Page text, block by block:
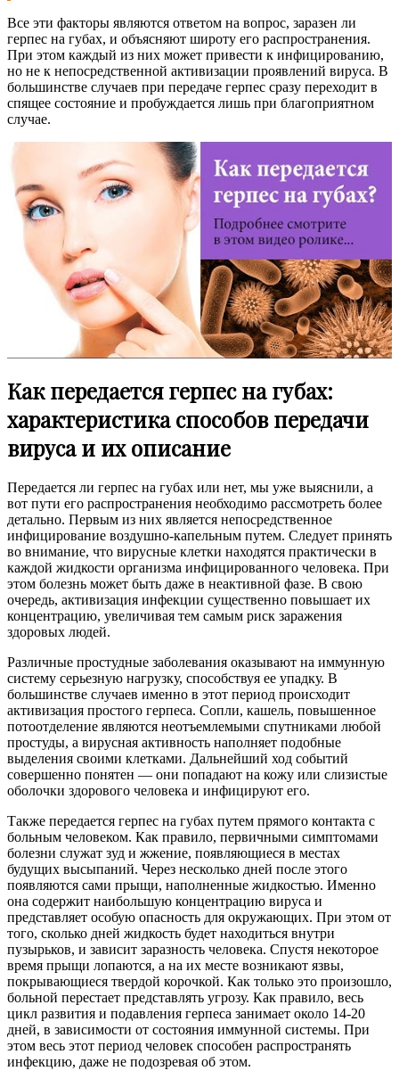
Все эти факторы являются ответом на вопрос, заразен ли
герпес на губах, и объясняют широту его распространения.
При этом каждый из них может привести к инфицированию,
но не к непосредственной активизации проявлений вируса. В
большинстве случаев при передаче герпес сразу переходит в
спящее состояние и пробуждается лишь при благоприятном
случае.
Как передается герпес на губах:
характеристика способов передачи
вируса и их описание
Передается ли герпес на губах или нет, мы уже выяснили, а
вот пути его распространения необходимо рассмотреть более
детально. Первым из них является непосредственное
инфицирование воздушно-капельным путем. Следует принять
во внимание, что вирусные клетки находятся практически в
каждой жидкости организма инфицированного человека. При
этом болезнь может быть даже в неактивной фазе. В свою
очередь, активизация инфекции существенно повышает их
концентрацию, увеличивая тем самым риск заражения
здоровых людей.
Различные простудные заболевания оказывают на иммунную
систему серьезную нагрузку, способствуя ее упадку. В
большинстве случаев именно в этот период происходит
активизация простого герпеса. Сопли, кашель, повышенное
потоотделение являются неотъемлемыми спутниками любой
простуды, а вирусная активность наполняет подобные
выделения своими клетками. Дальнейший ход событий
совершенно понятен — они попадают на кожу или слизистые
оболочки здорового человека и инфицируют его.
Также передается герпес на губах путем прямого контакта с
больным человеком. Как правило, первичными симптомами
болезни служат зуд и жжение, появляющиеся в местах
будущих высыпаний. Через несколько дней после этого
появляются сами прыщи, наполненные жидкостью. Именно
она содержит наибольшую концентрацию вируса и
представляет особую опасность для окружающих. При этом от
того, сколько дней жидкость будет находиться внутри
пузырьков, и зависит заразность человека. Спустя некоторое
время прыщи лопаются, а на их месте возникают язвы,
покрывающиеся твердой корочкой. Как только это произошло,
больной перестает представлять угрозу. Как правило, весь
цикл развития и подавления герпеса занимает около 14-20
дней, в зависимости от состояния иммунной системы. При
этом весь этот период человек способен распространять
инфекцию, даже не подозревая об этом.